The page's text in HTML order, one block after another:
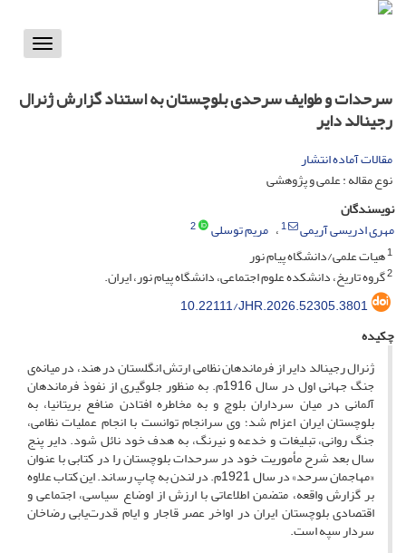
Toggle
سرحدات و طوایف سرحدی بلوچستان به استناد گزارش ژنرال
رجینالد دایر
مقالات آماده انتشار
نوع مقاله : علمی و پژوهشی
نویسندگان
مهری ادریسی آریمی
1 مریم توسلی
2
1هیات علمی/دانشگاه پیام نور
2گروه تاریخ، دانشکده علوم اجتماعی، دانشگاه پیام نور، ایران.
10.22111/JHR.2026.52305.3801
چکیده
ژنرال رجینالد دایر از فرماندهان نظامی ارتش انگلستان در هند، در میانه‌ی
جنگ جهانی اول در سال 1916م. به منظور جلوگیری از نفوذ فرماندهان
آلمانی در میان سرداران بلوچ و به مخاطره افتادن منافع بریتانیا، به
بلوچستان ایران اعزام شد؛ وی سرانجام توانست با انجام عملیات نظامی،
جنگ روانی، تبلیغات و خدعه و نیرنگ، به هدف خود نائل شود. دایر پنج
سال بعد شرح مأموریت خود در سرحدات بلوچستان را در کتابی با عنوان
«مهاجمان سرحد» در سال 1921م. در لندن به چاپ رساند. این کتاب علاوه
بر گزارش واقعه، متضمن اطلاعاتی با ارزش از اوضاع سیاسی، اجتماعی و
اقتصادی بلوچستان ایران در اواخر عصر قاجار و ایام قدرت‌یابی رضاخان
سردار سپه است.